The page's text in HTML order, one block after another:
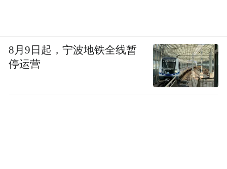
8月9日起，宁波地铁全线暂
停运营